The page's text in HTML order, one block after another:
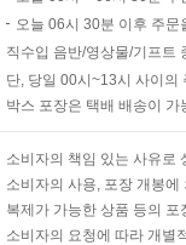
오늘 06시 30분 이후 주
직수입 음반/영상물/기프트
단, 당일 00시~13시 사이의
박스 포장은 택배 배송이
소비자의 책임 있는 사유로
소비자의 사용, 포장 개봉
복제가 가능한 상품 등의
소비자의 요청에 따라 개별